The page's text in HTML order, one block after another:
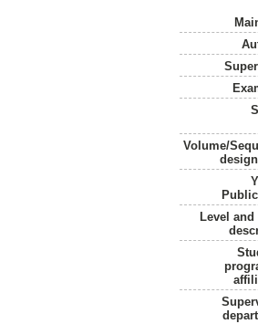
Volume/
Level and